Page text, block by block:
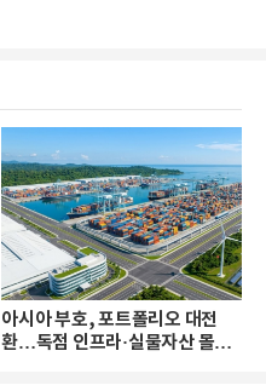
아시아 부호, 포트폴리오 대전
환…독점 인프라·실물자산 몰린